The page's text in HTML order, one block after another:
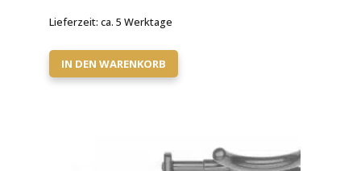
Lieferzeit: ca. 5 Werktage
IN DEN WARENKORB